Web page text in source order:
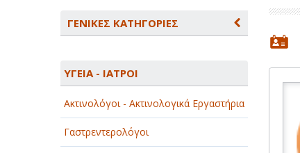
ΓΕΝΙΚΕΣ ΚΑΤΗΓΟΡΙΕΣ
ΑΘΛΗΤΙΣΜΟΣ
ΑΥΤΟΚΙΝΗΤΑ - ΜΗΧΑΝΕΣ - ΣΚΑΦΗ
ΔΙΑΣΚΕΔΑΣΗ - ΨΥΧΑΓΩΓΙΑ - ΤΕΧΝΕΣ
ΥΓΕΙΑ - ΙΑΤΡΟΙ
Ακτινολόγοι - Ακτινολογικά Εργαστήρια
Γαστρεντερολόγοι